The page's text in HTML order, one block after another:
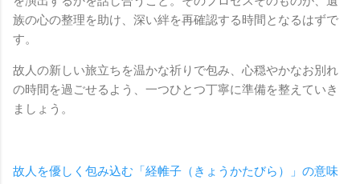
族の心の整理を助け、深い絆を再確認する時間となるはずで
す。
故人の新しい旅立ちを温かな祈りで包み、心穏やかなお別れ
の時間を過ごせるよう、一つひとつ丁寧に準備を整えていき
ましょう。
故人を優しく包み込む「経帷子（きょうかたびら）」の意味